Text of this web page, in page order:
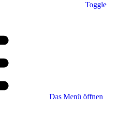
Toggle
Das Menü öffnen